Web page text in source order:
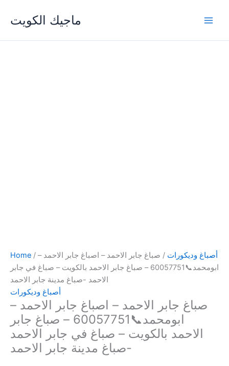
content
ماجيك الكويت
Home / أصباغ وديكورات / صباغ جابر الاحمد – اصباغ جابر الاحمد –
ابومحمد📞60057751 – صباغ جابر الاحمد بالكويت – صباغ في جابر
الاحمد -صباغ مدينة جابر الاحمد
أصباغ وديكورات
صباغ جابر الاحمد – اصباغ جابر الاحمد –
ابومحمد📞60057751 – صباغ جابر
الاحمد بالكويت – صباغ في جابر الاحمد
-صباغ مدينة جابر الاحمد